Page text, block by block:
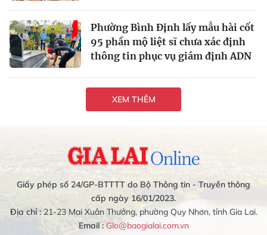
Phường Bình Định lấy mẫu hài cốt
95 phần mộ liệt sĩ chưa xác định
thông tin phục vụ giám định ADN
XEM THÊM
Giấy phép số 24/GP-BTTTT do Bộ Thông tin - Truyền thông
cấp ngày 16/01/2023.
Địa chỉ :21-23 Mai Xuân Thưởng, phường Quy Nhơn, tỉnh Gia Lai.
Email : Glo@baogialai.com.vn